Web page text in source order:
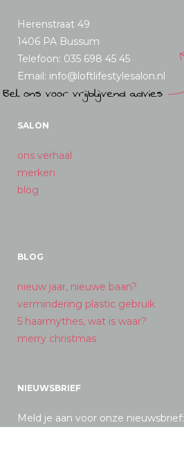
Herenstraat 49
1406 PA Bussum
Telefoon: 035 698 45 45
Email: info@loftlifestylesalon.nl
SALON
ons verhaal
merken
blog
BLOG
nieuw jaar, nieuwe baan?
vermindering plastic gebruik
5 haarmythes, wat is waar?
merry christmas
NIEUWSBRIEF
Meld je aan voor onze nieuwsbrief: